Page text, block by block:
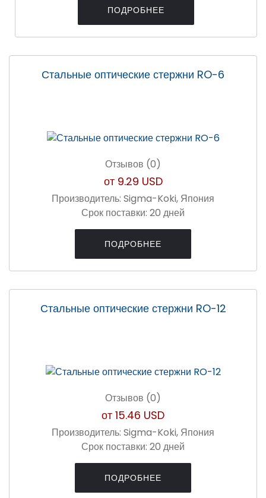
ПОДРОБНЕЕ
Стальные оптические стержни RO-6
Отзывов (0)
от 9.29 USD
Производитель: Sigma-Koki, Япония
Срок поставки: 20 дней
ПОДРОБНЕЕ
Стальные оптические стержни RO-12
Отзывов (0)
от 15.46 USD
Производитель: Sigma-Koki, Япония
Срок поставки: 20 дней
ПОДРОБНЕЕ